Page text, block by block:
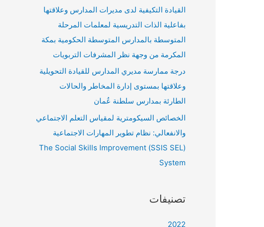
القيادة التكيفية لدى مديرات المدارس وعلاقتها
بفاعلية الذات التدريسية لمعلمات المرحلة
المتوسطة بالمدارس المتوسطة الحكومية بمكة
المكرمة من وجهة نظر المشرفات التربويات
درجة ممارسة مديري المدارس للقيادة التحويلية
وعلاقتها بمستوى إدارة المخاطر والحالات
الطارئة بمدارس سلطنة عُمان
الخصائص السيكومترية لمقياس التعلم الاجتماعي
والانفعالي: نظام تطوير المهارات الاجتماعية
(SSIS SEL) The Social Skills Improvement
System
تصنيفات
2022